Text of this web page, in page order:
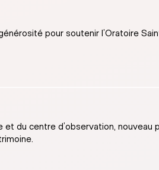
pour soutenir l’Oratoire
du centre d’observation, nouveau